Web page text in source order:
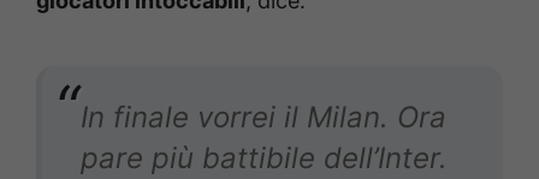
In finale vorrei il Milan. Ora
pare più battibile dell’Inter.